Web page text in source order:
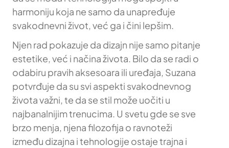
harmoniju koja ne samo da unapređuje
svakodnevni život, već ga i čini lepšim.
Njen rad pokazuje da dizajn nije samo pitanje
estetike, već i načina života. Bilo da se radi o
odabiru pravih aksesoara ili uređaja, Suzana
potvrđuje da su svi aspekti svakodnevnog
života važni, te da se stil može uočiti u
najbanalnijim trenucima. U svetu gde se sve
brzo menja, njena filozofija o ravnoteži
između dizajna i tehnologije ostaje trajna i